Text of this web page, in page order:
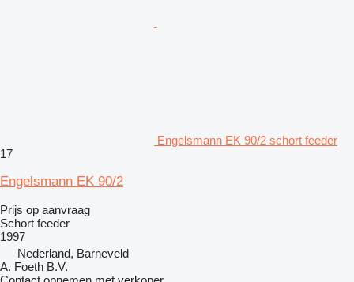
Engelsmann EK 90/2 schort feeder
17
Engelsmann EK 90/2
Prijs op aanvraag
Schort feeder
1997
Nederland, Barneveld
A. Foeth B.V.